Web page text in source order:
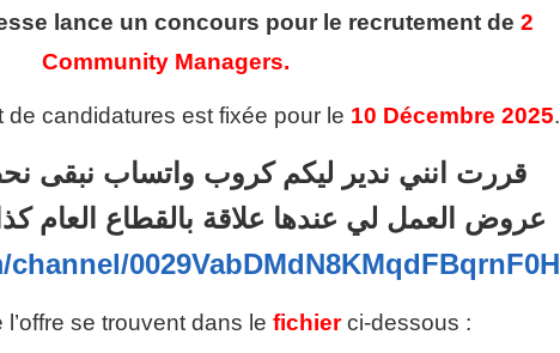
lance un concours pour le recrutement de 2
Community Managers.
de candidatures est fixée pour le 10 Décembre 2025.
قررت انني ندير ليكم كروب واتساب نبقى
عروض العمل لي عندها علاقة بالقطاع العام
0029VabDMdN8KMqdFBqrnF0H
se trouvent dans le fichier ci-dessous :